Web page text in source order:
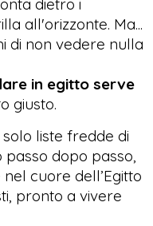
all'orizzonte. Ma...
di non vedere nulla
in egitto serve
giusto.
liste fredde di
dopo passo,
cuore dell’Egitto
pronto a vivere